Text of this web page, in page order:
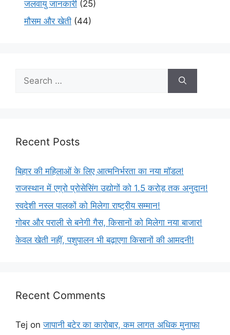
जलवायु जानकारी (25)
मौसम और खेती (44)
Recent Posts
बिहार की महिलाओं के लिए आत्मनिर्भरता का नया मॉडल!
राजस्थान में एग्रो प्रोसेसिंग उद्योगों को 1.5 करोड़ तक अनुदान!
स्वदेशी नस्ल पालकों को मिलेगा राष्ट्रीय सम्मान!
गोबर और पराली से बनेगी गैस, किसानों को मिलेगा नया बाजार!
केवल खेती नहीं, पशुपालन भी बढ़ाएगा किसानों की आमदनी!
Recent Comments
Tej onजापानी बटेर का कारोबार, कम लागत अधिक मुनाफा